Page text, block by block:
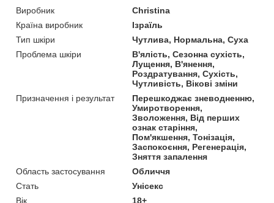
Виробник
Christina
Країна виробник
Ізраїль
Тип шкіри
Чутлива, Нормальна, Суха
Проблема шкіри
В'ялість, Сезонна сухість,
Лущення, В'янення,
Роздратування, Сухість,
Чутливість, Вікові зміни
Призначення і результат
Перешкоджає зневодненню,
Умиротворення,
Зволоження, Від перших
ознак старіння,
Пом'якшення, Тонізація,
Заспокоєння, Регенерація,
Зняття запалення
Область застосування
Обличчя
Стать
Унісекс
Вік
18+